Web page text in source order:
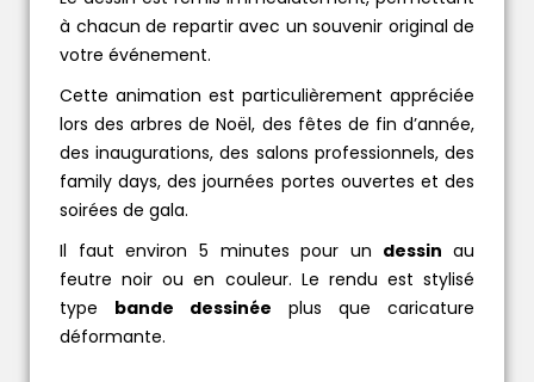
à chacun de repartir avec un souvenir original de
votre événement.
Cette animation est particulièrement appréciée
lors des arbres de Noël, des fêtes de fin d’année,
des inaugurations, des salons professionnels, des
family days, des journées portes ouvertes et des
soirées de gala.
Il faut environ 5 minutes pour un dessin au
feutre noir ou en couleur. Le rendu est stylisé
type bande dessinée plus que caricature
déformante.